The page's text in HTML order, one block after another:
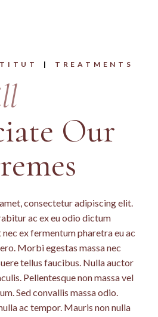
TREATMENTS
Our
consectetur adipiscing elit.
ac ex eu odio dictum
ex fermentum pharetra eu ac
Morbi egestas massa nec
tellus faucibus. Nulla auctor
Pellentesque non massa vel
Sed convallis massa odio.
ac tempor. Mauris non nulla